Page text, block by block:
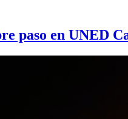
paso en UNED